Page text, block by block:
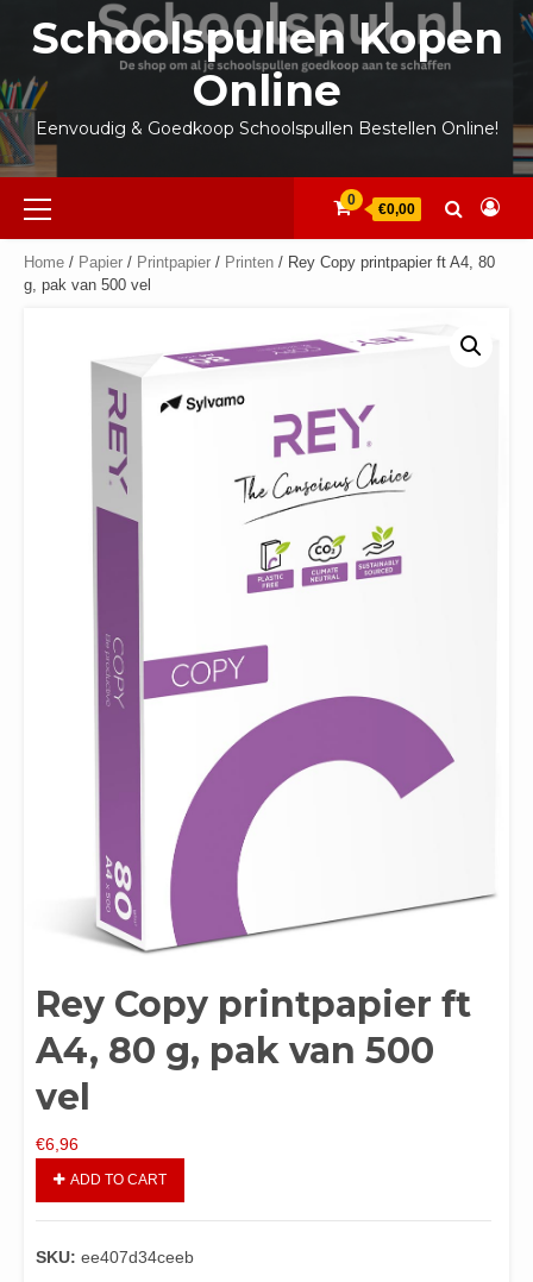
inhoud
Schoolspullen Kopen
Online
Eenvoudig & Goedkoop Schoolspullen Bestellen Online!
Primair
menu
0
€0,00
Home / Papier / Printpapier / Printen / Rey Copy printpapier ft A4, 80
g, pak van 500 vel
Rey Copy printpapier ft
A4, 80 g, pak van 500
vel
€6,96
ADD TO CART
SKU: ee407d34ceeb